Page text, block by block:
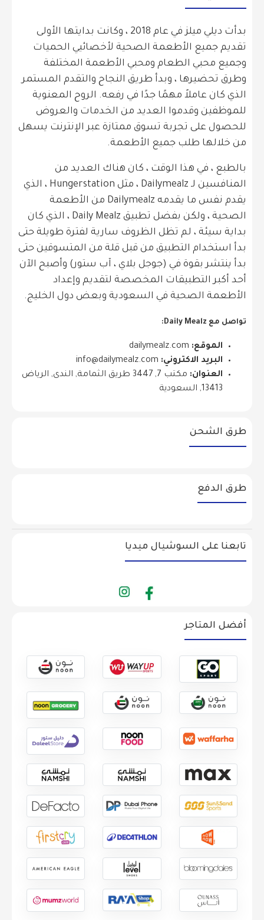
بدأت ديلي ميلز في عام 2018 ، وكانت بدايتها الأولى
تقديم جميع الأطعمة الصحية لأخصائيي الحميات
وجميع محبي الطعام ومحبي الأطعمة المختلفة
وطرق تحضيرها ، وبدأ طريق النجاح والتقدم المستمر
الذي كان عاملاً مهمًا جدًا في رفعه. الروح المعنوية
للموظفين وقدموا العديد من الخدمات والعروض
للحصول على تجربة تسوق ممتازة عبر الإنترنت يسهل
من خلالها طلب جميع الأطعمة.
بالطبع ، في هذا الوقت ، كان هناك العديد من
المنافسين لـ Dailymealz ، مثل Hungerstation ، الذي
يقدم نفس ما يقدمه Dailymealz من الأطعمة
الصحية ، ولكن بفضل تطبيق Daily Mealz ، الذي كان
بداية سيئة ، لم تظل الظروف سارية لفترة طويلة حتى
بدأ استخدام التطبيق من قبل قلة من المتسوقين حتى
بدأ ينتشر بقوة في (جوجل بلاي ، آب ستور) وأصبح الآن
أحد أكبر التطبيقات المخصصة لتقديم وإعداد
الأطعمة الصحية في السعودية وبعض دول الخليج.
تواصل مع Daily Mealz:
الموقع: dailymealz.com
البريد الاكتروني: info@dailymealz.com
العنوان:
مكتب 7, 3447 طريق الثمامة, الندى, الرياض
13413, السعودية
طرق الشحن
طرق الدفع
تابعنا على السوشيال ميديا
أفضل المتاجر